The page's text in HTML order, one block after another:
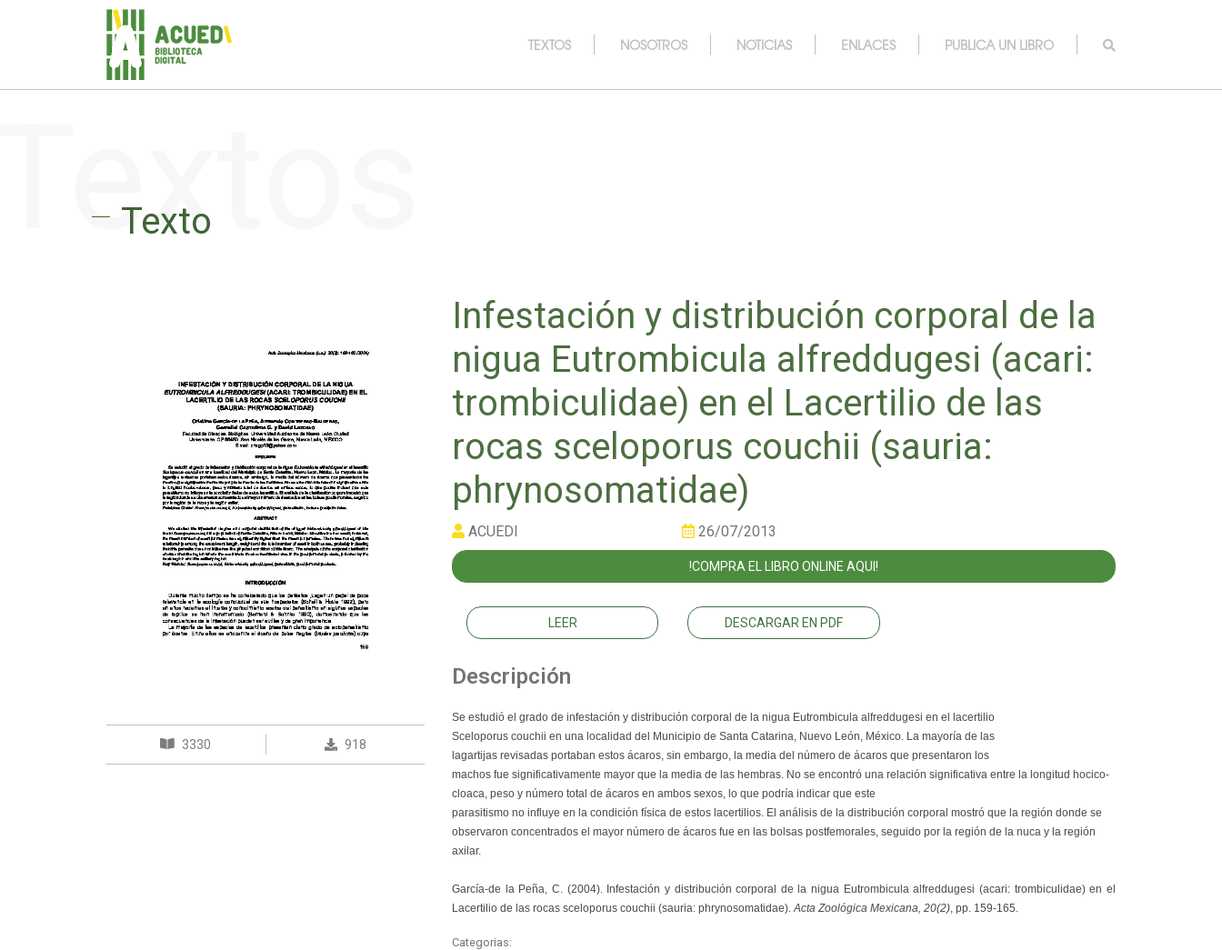
TEXTOS NOSOTROS NOTICIAS ENLACES PUBLICA UN LIBRO
Texto
3330 918
Infestación y distribución corporal de la
nigua Eutrombicula alfreddugesi (acari:
trombiculidae) en el Lacertilio de las
rocas sceloporus couchii (sauria:
phrynosomatidae)
ACUEDI 26/07/2013
!COMPRA EL LIBRO ONLINE AQUI!
LEER DESCARGAR EN PDF
Descripción
Se estudió el grado de infestación y distribución corporal de la nigua Eutrombicula alfreddugesi en el lacertilio
Sceloporus couchii en una localidad del Municipio de Santa Catarina, Nuevo León, México. La mayoría de las
lagartijas revisadas portaban estos ácaros, sin embargo, la media del número de ácaros que presentaron los
machos fue significativamente mayor que la media de las hembras. No se encontró una relación significativa entre la longitud hocico-
cloaca, peso y número total de ácaros en ambos sexos, lo que podría indicar que este
parasitismo no influye en la condición física de estos lacertilios. El análisis de la distribución corporal mostró que la región donde se
observaron concentrados el mayor número de ácaros fue en las bolsas postfemorales, seguido por la región de la nuca y la región
axilar.
García-de la Peña, C. (2004). Infestación y distribución corporal de la nigua Eutrombicula alfreddugesi (acari: trombiculidae) en el
Lacertilio de las rocas sceloporus couchii (sauria: phrynosomatidae). Acta Zoológica Mexicana, 20(2) , pp. 159-165.
Categorias: